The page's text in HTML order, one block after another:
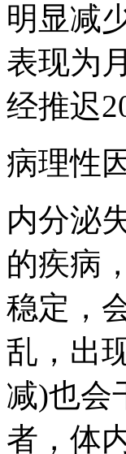
明显减
表现为
经推迟
病理性
内分泌
的疾病
稳定，
乱，出
减)也会
者，体